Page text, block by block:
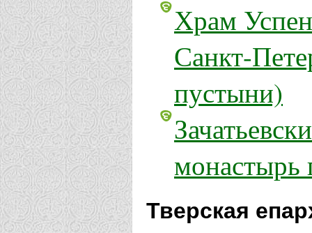
Храм
Санкт-
пустыни)
монастырь
Тверская